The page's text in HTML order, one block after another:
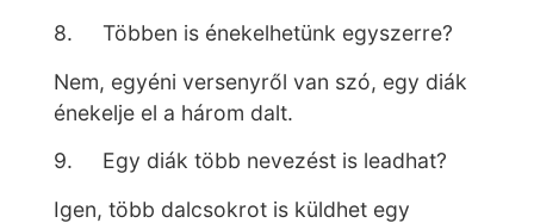
8. Többen is énekelhetünk egyszerre?
Nem, egyéni versenyről van szó, egy diák
énekelje el a három dalt.
9. Egy diák több nevezést is leadhat?
Igen, több dalcsokrot is küldhet egy